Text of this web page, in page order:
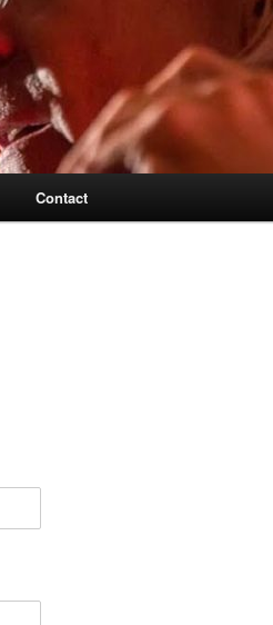
Contact